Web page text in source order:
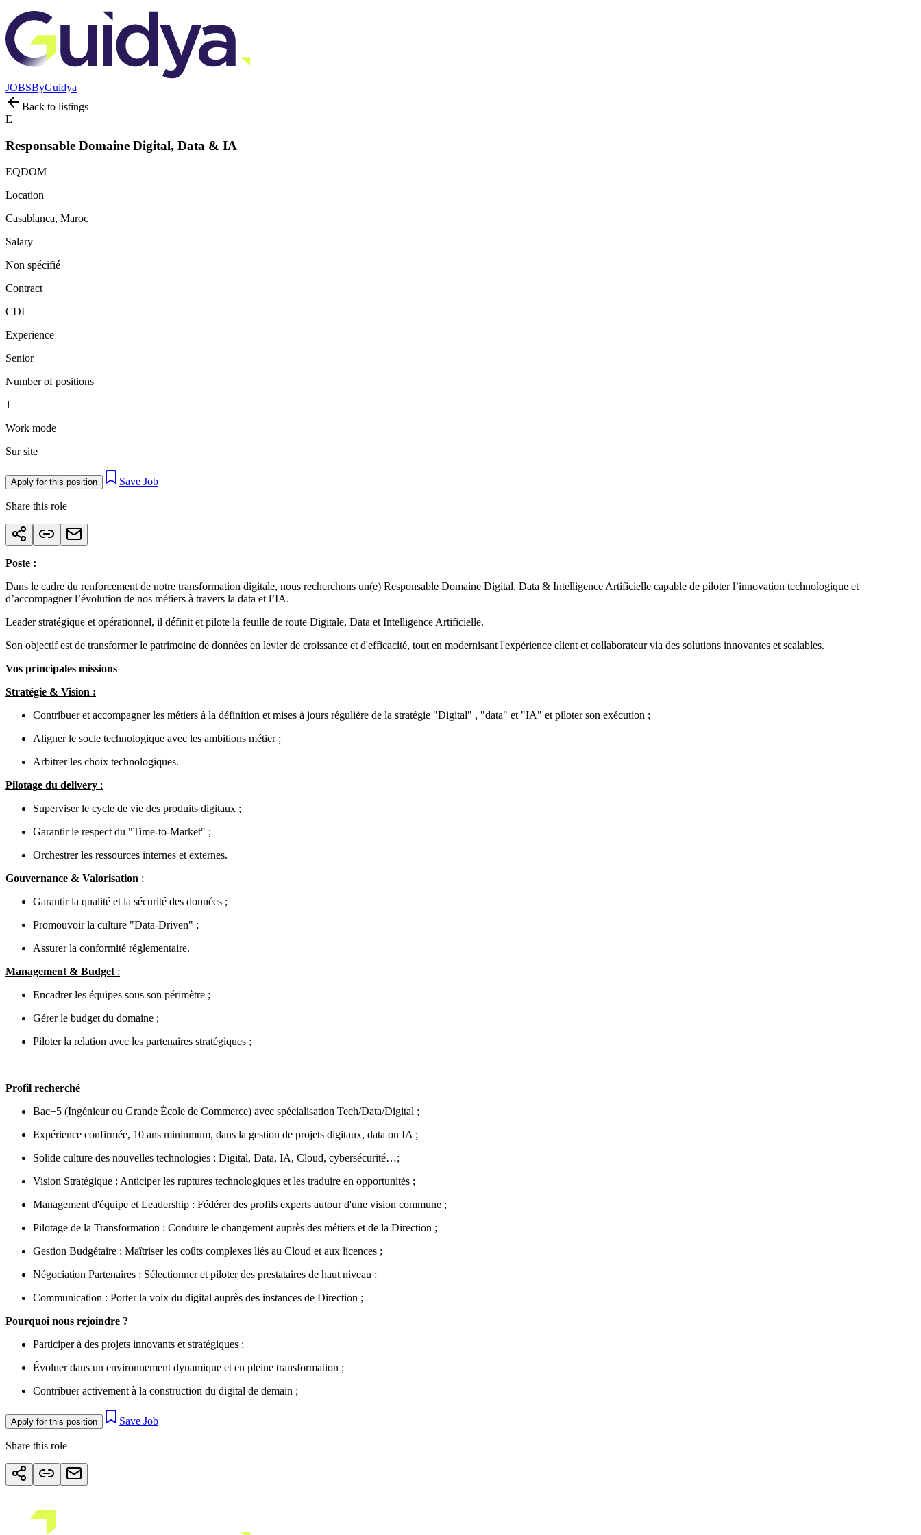
JOBSByGuidya
Back to listings
E
Responsable Domaine Digital, Data & IA
EQDOM
Location
Casablanca, Maroc
Salary
Non spécifié
Contract
CDI
Experience
Senior
Number of positions
1
Work mode
Sur site
Apply for this position Save Job
Share this role
Poste :
Dans le cadre du renforcement de notre transformation digitale, nous recherchons un(e) Responsable Domaine Digital, Data & Intelligence Artificielle capable de piloter l’innovation technologique et
d’accompagner l’évolution de nos métiers à travers la data et l’IA.
Leader stratégique et opérationnel, il définit et pilote la feuille de route Digitale, Data et Intelligence Artificielle.
Son objectif est de transformer le patrimoine de données en levier de croissance et d'efficacité, tout en modernisant l'expérience client et collaborateur via des solutions innovantes et scalables.
Vos principales missions
Stratégie & Vision :
Contribuer et accompagner les métiers à la définition et mises à jours régulière de la stratégie "Digital" , "data" et "IA" et piloter son exécution ;
Aligner le socle technologique avec les ambitions métier ;
Arbitrer les choix technologiques.
Pilotage du delivery :
Superviser le cycle de vie des produits digitaux ;
Garantir le respect du "Time-to-Market" ;
Orchestrer les ressources internes et externes.
Gouvernance & Valorisation :
Garantir la qualité et la sécurité des données ;
Promouvoir la culture "Data-Driven" ;
Assurer la conformité réglementaire.
Management & Budget:
Encadrer les équipes sous son périmètre ;
Gérer le budget du domaine ;
Piloter la relation avec les partenaires stratégiques ;
Profil recherché
Bac+5 (Ingénieur ou Grande École de Commerce) avec spécialisation Tech/Data/Digital ;
Expérience confirmée, 10 ans mininmum, dans la gestion de projets digitaux, data ou IA ;
Solide culture des nouvelles technologies : Digital, Data, IA, Cloud, cybersécurité…;
Vision Stratégique : Anticiper les ruptures technologiques et les traduire en opportunités ;
Management d'équipe et Leadership : Fédérer des profils experts autour d'une vision commune ;
Pilotage de la Transformation : Conduire le changement auprès des métiers et de la Direction ;
Gestion Budgétaire : Maîtriser les coûts complexes liés au Cloud et aux licences ;
Négociation Partenaires : Sélectionner et piloter des prestataires de haut niveau ;
Communication : Porter la voix du digital auprès des instances de Direction ;
Pourquoi nous rejoindre ?
Participer à des projets innovants et stratégiques ;
Évoluer dans un environnement dynamique et en pleine transformation ;
Contribuer activement à la construction du digital de demain ;
Apply for this position Save Job
Share this role